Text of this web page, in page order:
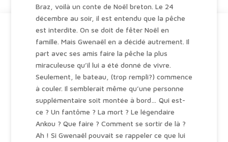
Braz, voilà un conte de Noël breton. Le 24
décembre au soir, il est entendu que la pêche
est interdite. On se doit de fêter Noël en
famille. Mais Gwenaël en a décidé autrement. Il
part avec ses amis faire la pêche la plus
miraculeuse qu’il lui a été donné de vivre.
Seulement, le bateau, (trop rempli?) commence
à couler. Il semblerait même qu’une personne
supplémentaire soit montée à bord… Qui est-
ce ? Un fantôme ? La mort ? Le légendaire
Ankou ? Que faire ? Comment se sortir de là ?
Ah ! Si Gwenaël pouvait se rappeler ce que lui